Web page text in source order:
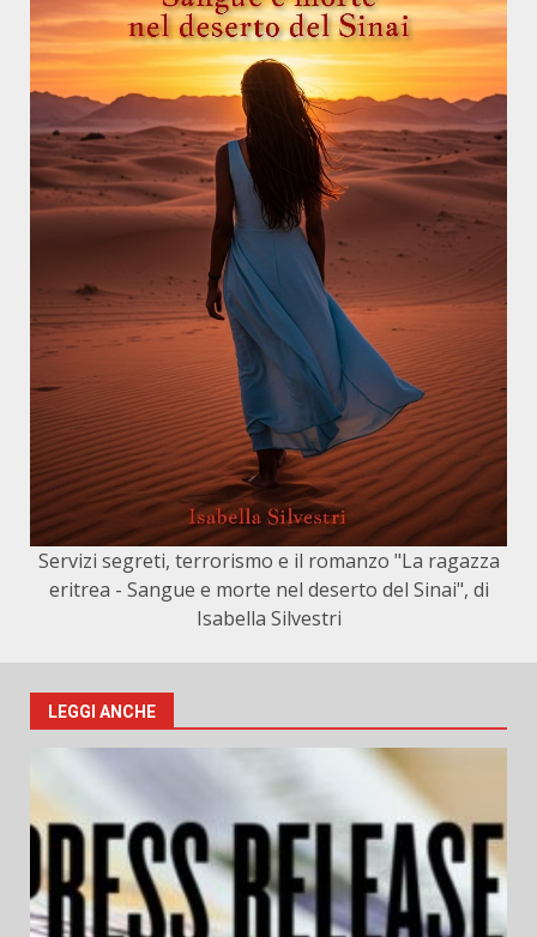
Servizi segreti, terrorismo e il romanzo "La ragazza
eritrea - Sangue e morte nel deserto del Sinai", di
Isabella Silvestri
LEGGI ANCHE